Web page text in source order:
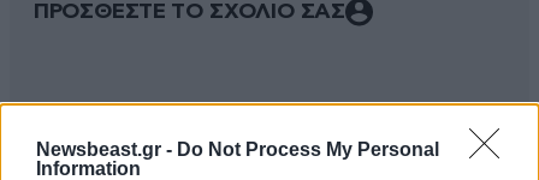
Newsbeast.gr - Do Not Process My Personal
Information
ΠΡΟΣΘΕΣΤΕ ΤΟ ΣΧΟΛΙΟ ΣΑΣ